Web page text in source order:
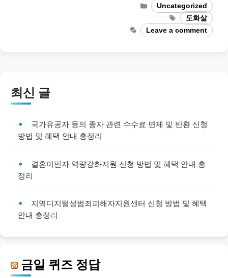
Categories
Uncategorized
Tags도화살
Leave a comment
최신 글
국가유공자 등의 종자 관련 수수료 면제 및 반환 신청
방법 및 혜택 안내 총정리
결혼이민자 역량강화지원 신청 방법 및 혜택 안내 총
정리
지역디지털성범죄피해자지원센터 신청 방법 및 혜택
안내 총정리
금일 퀴즈 정답